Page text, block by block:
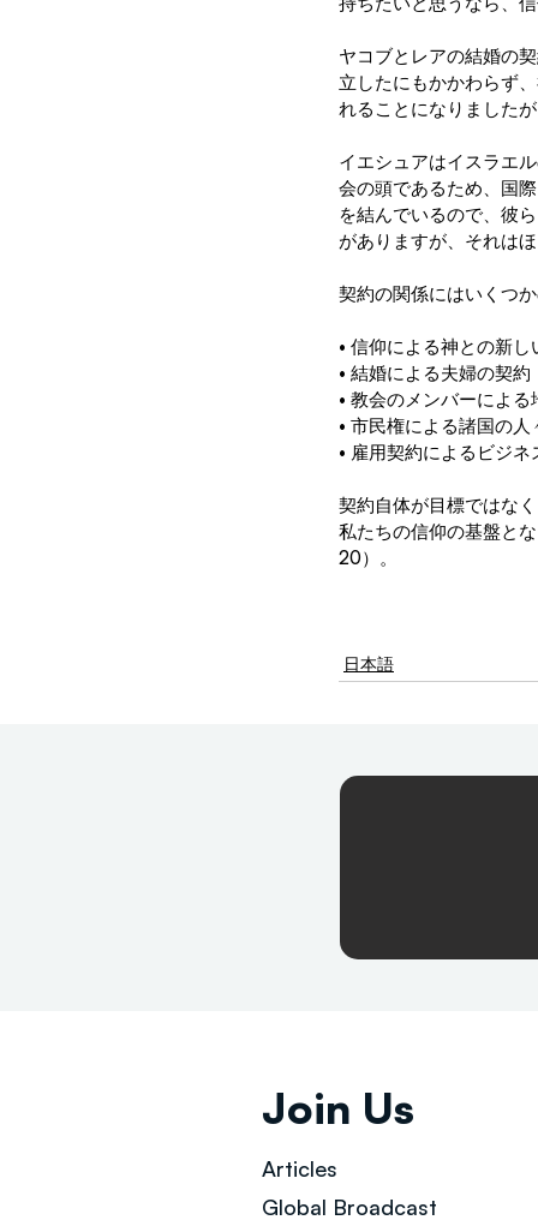
ヤコブとレアの結婚の
立したにもかかわらず
れることになりました
イエシュアはイスラエ
会の頭であるため、国
を結んでいるので、彼
がありますが、それは
契約の関係にはいくつ
• 信仰による神との新し
• 結婚による夫婦の契約
• 教会のメンバーによ
• 市民権による諸国の人
• 雇用契約によるビジネ
契約自体が目標ではな
私たちの信仰の基盤と
20）。
日本語
Join Us
Articles
Global Broadcast